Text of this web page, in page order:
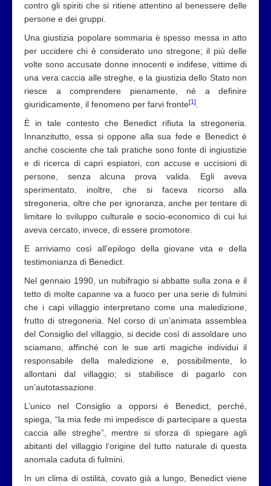
contro gli spiriti che si ritiene attentino al benessere delle
persone e dei gruppi.
Una giustizia popolare sommaria è spesso messa in atto
per uccidere chi è considerato uno stregone; il più delle
volte sono accusate donne innocenti e indifese, vittime di
una vera caccia alle streghe, e la giustizia dello Stato non
riesce a comprendere pienamente, né a definire
giuridicamente, il fenomeno per farvi fronte[1].
È in tale contesto che Benedict rifiuta la stregoneria.
Innanzitutto, essa si oppone alla sua fede e Benedict è
anche cosciente che tali pratiche sono fonte di ingiustizie
e di ricerca di capri espiatori, con accuse e uccisioni di
persone, senza alcuna prova valida. Egli aveva
sperimentato, inoltre, che si faceva ricorso alla
stregoneria, oltre che per ignoranza, anche per tentare di
limitare lo sviluppo culturale e socio-economico di cui lui
aveva cercato, invece, di essere promotore.
E arriviamo così all’epilogo della giovane vita e della
testimonianza di Benedict.
Nel gennaio 1990, un nubifragio si abbatte sulla zona e il
tetto di molte capanne va a fuoco per una serie di fulmini
che i capi villaggio interpretano come una maledizione,
frutto di stregoneria. Nel corso di un’animata assemblea
del Consiglio del villaggio, si decide così di assoldare uno
sciamano, affinché con le sue arti magiche individui il
responsabile della maledizione e, possibilmente, lo
allontani dal villaggio; si stabilisce di pagarlo con
un’autotassazione.
L’unico nel Consiglio a opporsi è Benedict, perché,
spiega, “la mia fede mi impedisce di partecipare a questa
caccia alle streghe”, mentre si sforza di spiegare agli
abitanti del villaggio l’origine del tutto naturale di questa
anomala caduta di fulmini.
In un clima di ostilità, covato già a lungo, Benedict viene